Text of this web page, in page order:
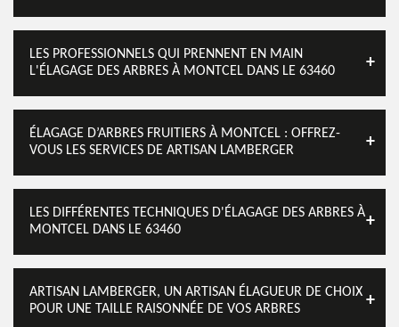
LES PROFESSIONNELS QUI PRENNENT EN MAIN
L'ÉLAGAGE DES ARBRES À MONTCEL DANS LE 63460
ÉLAGAGE D’ARBRES FRUITIERS À MONTCEL : OFFREZ-
VOUS LES SERVICES DE ARTISAN LAMBERGER
LES DIFFÉRENTES TECHNIQUES D'ÉLAGAGE DES ARBRES À
MONTCEL DANS LE 63460
ARTISAN LAMBERGER, UN ARTISAN ÉLAGUEUR DE CHOIX
POUR UNE TAILLE RAISONNÉE DE VOS ARBRES